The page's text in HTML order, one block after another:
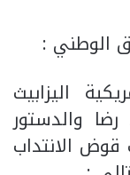
اليزابيث
والدستور
لعام 1920 : كيف قوض الانتداب